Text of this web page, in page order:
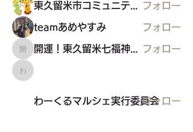
東久留米市コミュニティサイト運営委員会 フォロー
teamあめやすみ フォロー
開運！東久留米七福神めぐり
開運！東久留米七福神めぐり フォロー
わーくるマルシェ実行委員会
わーくるマルシェ実行委員会フォロー